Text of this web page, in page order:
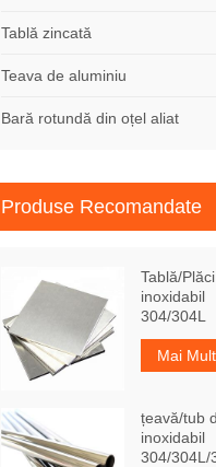
Tablă zincată
Teava de aluminiu
Bară rotundă din oțel aliat
Produse Recomandate
Tablă/
inoxidabil
304/304L
Mai Mult
țeavă/tub
inoxidabil
304/304L/